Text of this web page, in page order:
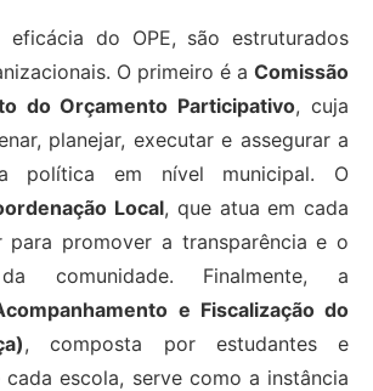
eficácia do OPE, são estruturados
O primeiro é a Comissão
do Orçamento Participativo, cuja
planejar, executar e assegurar a
política em nível municipal. O
Local, que atua em cada
para promover a transparência e o
comunidade. Finalmente, a
e Fiscalização do
, composta por estudantes e
escola, serve como a instância